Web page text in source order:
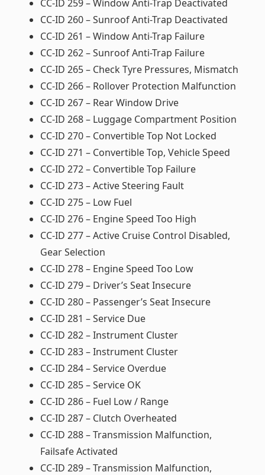
CC-ID 259 – Window Anti-Trap Deactivated
CC-ID 260 – Sunroof Anti-Trap Deactivated
CC-ID 261 – Window Anti-Trap Failure
CC-ID 262 – Sunroof Anti-Trap Failure
CC-ID 265 – Check Tyre Pressures, Mismatch
CC-ID 266 – Rollover Protection Malfunction
CC-ID 267 – Rear Window Drive
CC-ID 268 – Luggage Compartment Position
CC-ID 270 – Convertible Top Not Locked
CC-ID 271 – Convertible Top, Vehicle Speed
CC-ID 272 – Convertible Top Failure
CC-ID 273 – Active Steering Fault
CC-ID 275 – Low Fuel
CC-ID 276 – Engine Speed Too High
CC-ID 277 – Active Cruise Control Disabled,
Gear Selection
CC-ID 278 – Engine Speed Too Low
CC-ID 279 – Driver’s Seat Insecure
CC-ID 280 – Passenger’s Seat Insecure
CC-ID 281 – Service Due
CC-ID 282 – Instrument Cluster
CC-ID 283 – Instrument Cluster
CC-ID 284 – Service Overdue
CC-ID 285 – Service OK
CC-ID 286 – Fuel Low / Range
CC-ID 287 – Clutch Overheated
CC-ID 288 – Transmission Malfunction,
Failsafe Activated
CC-ID 289 – Transmission Malfunction,